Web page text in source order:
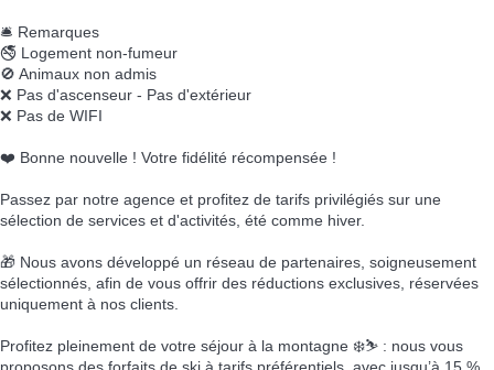
🛎️ Remarques
🚭 Logement non-fumeur
🚫 Animaux non admis
❌ Pas d'ascenseur - Pas d'extérieur
❌ Pas de WIFI
❤️ Bonne nouvelle ! Votre fidélité récompensée !
Passez par notre agence et profitez de tarifs privilégiés sur une
sélection de services et d'activités, été comme hiver.
🎁 Nous avons développé un réseau de partenaires, soigneusement
sélectionnés, afin de vous offrir des réductions exclusives, réservées
uniquement à nos clients.
Profitez pleinement de votre séjour à la montagne ❄️⛷️ : nous vous
proposons des forfaits de ski à tarifs préférentiels, avec jusqu’à 15 %